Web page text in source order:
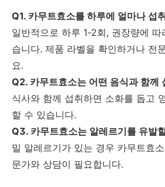
Q1. 카무트효소를 하루에 얼마나 섭
일반적으로 하루 1-2회, 권장량에
습니다. 제품 라벨을 확인하거나 전
요.
Q2. 카무트효소는 어떤 음식과 함께
식사와 함께 섭취하면 소화를 돕고
할 수 있습니다.
Q3. 카무트효소는 알레르기를 유발
밀 알레르기가 있는 경우 카무트효
문가와 상담이 필요합니다.